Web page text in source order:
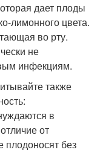
дает плоды
лимонного цвета.
во рту.
не
инфекциям.
также
в
от
плодоносят без